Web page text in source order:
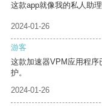
这款app就像我的私人助
2024-01-26
游客
这款加速器VPM应用程
护。
2024-01-26